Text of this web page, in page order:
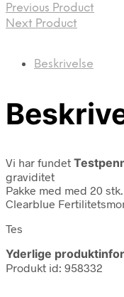
Previous Product
Next Product
Beskrivelse
Vi har fundet
graviditet
Pakke med med 20
Clearblue
Tes
Yderlige
Produkt id: 958332